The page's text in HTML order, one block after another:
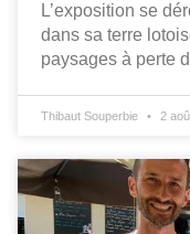
L’exposition se
dans sa terre
paysages à perte
Thibaut Souperbie 2